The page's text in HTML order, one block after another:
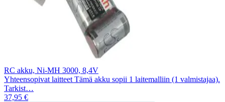
RC akku, Ni-MH 3000, 8,4V
Yhteensopivat laitteet Tämä akku sopii 1 laitemalliin (1 valmistajaa).
Tarkist…
37,95 €